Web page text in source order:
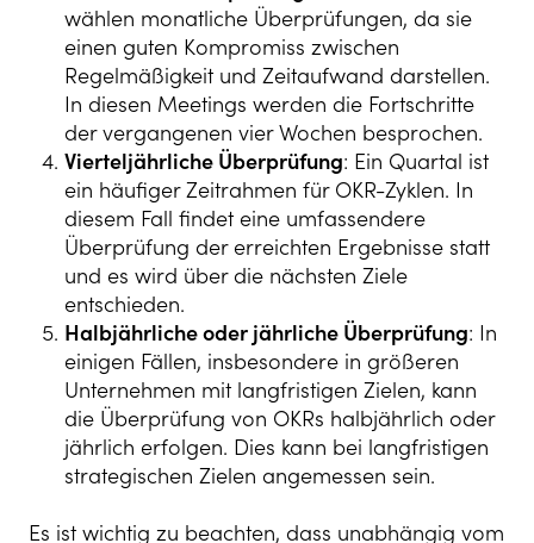
wählen monatliche Überprüfungen, da sie
einen guten Kompromiss zwischen
Regelmäßigkeit und Zeitaufwand darstellen.
In diesen Meetings werden die Fortschritte
der vergangenen vier Wochen besprochen.
Vierteljährliche Überprüfung: Ein Quartal ist
ein häufiger Zeitrahmen für OKR-Zyklen. In
diesem Fall findet eine umfassendere
Überprüfung der erreichten Ergebnisse statt
und es wird über die nächsten Ziele
entschieden.
Halbjährliche oder jährliche Überprüfung: In
einigen Fällen, insbesondere in größeren
Unternehmen mit langfristigen Zielen, kann
die Überprüfung von OKRs halbjährlich oder
jährlich erfolgen. Dies kann bei langfristigen
strategischen Zielen angemessen sein.
Es ist wichtig zu beachten, dass unabhängig vom